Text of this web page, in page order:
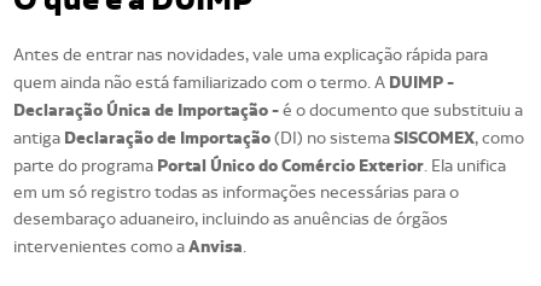
Antes de entrar nas novidades, vale uma explicação rápida para
quem ainda não está familiarizado com o termo. A DUIMP -
Declaração Única de Importação -é o documento que substituiu a
antiga Declaração de Importação(DI) no sistemaSISCOMEX, como
parte do programa Portal Único do Comércio Exterior. Ela unifica
em um só registro todas as informações necessárias para o
desembaraço aduaneiro, incluindo as anuências de órgãos
intervenientes como aAnvisa.